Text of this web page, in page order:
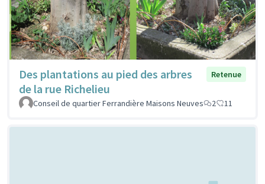
Des plantations au pied des arbres
de la rue Richelieu
Retenue
Conseil de quartier Ferrandière Maisons Neuves 2 11